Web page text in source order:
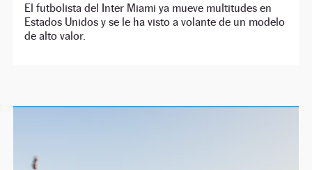
El futbolista del Inter Miami ya mueve multitudes en
Estados Unidos y se le ha visto a volante de un modelo
de alto valor.